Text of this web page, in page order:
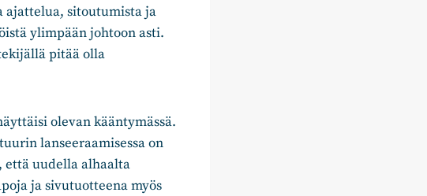
ajattelua, sitoutumista ja
ylimpään johtoon asti.
pitää olla
olevan kääntymässä.
lanseeraamisessa on
että uudella alhaalta
ja sivutuotteena myös